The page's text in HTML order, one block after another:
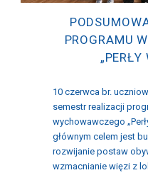
PROGRAMU
„PERŁY
10 czerwca br.
semestr realizacji
wychowawczego
głównym celem jest
rozwijanie postaw
wzmacnianie więzi z